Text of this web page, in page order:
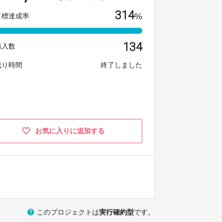
標達成率 314%
入数 134
時間 終了しました
お気に入りに追加する
help このプロジェクトは実行確約型です。